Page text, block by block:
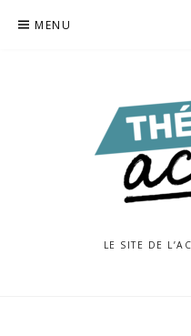
MENU
LE SITE DE